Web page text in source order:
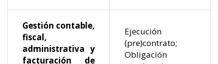
Gestión contable,
fiscal,
administrativa y
facturación de
Ejecución
(pre)contrato;
Obligación